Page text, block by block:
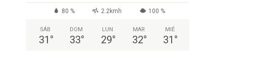
80 % 2.2kmh 100 %
SÁB
31 °
DOM
33°
LUN
29°
MAR
32°
MIÉ
31 °